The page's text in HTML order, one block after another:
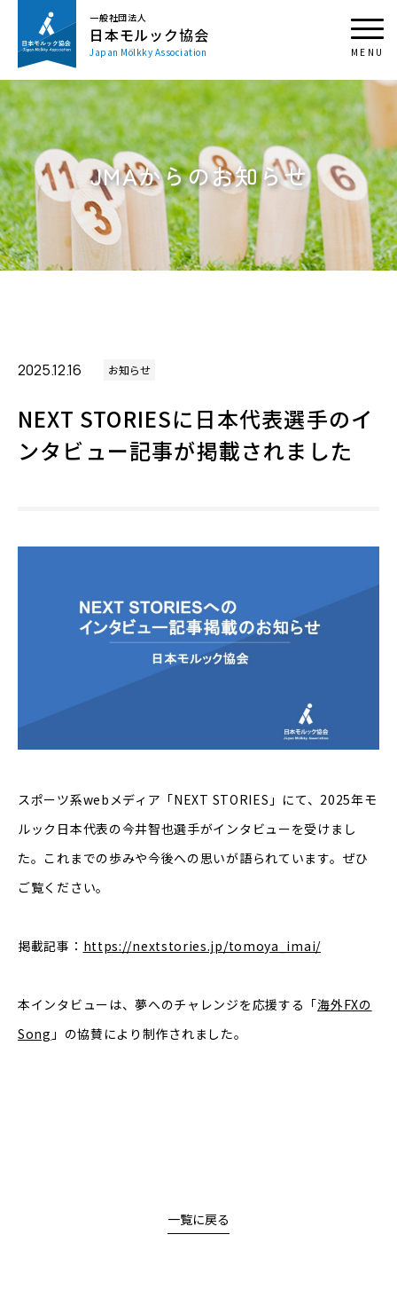
一般社団法人
日本モルック協会
Japan Mölkky Association
JMAからのお知らせ
2025.12.16 お知らせ
NEXT STORIESに日本代表選手のイ
ンタビュー記事が掲載されました
スポーツ系webメディア「NEXT STORIES」にて、2025年モ
ルック日本代表の今井智也選手がインタビューを受けまし
た。これまでの歩みや今後への思いが語られています。ぜひ
ご覧ください。
掲載記事： https://nextstories.jp/tomoya_imai/
本インタビューは、夢へのチャレンジを応援する「海外FXの
Song 」の協賛により制作されました。
一覧に戻る